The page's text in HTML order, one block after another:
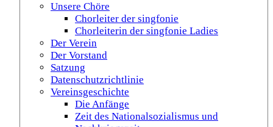
Unsere Chöre
Chorleiter der singfonie
Chorleiterin der singfonie Ladies
Der Verein
Der Vorstand
Satzung
Datenschutzrichtlinie
Vereinsgeschichte
Die Anfänge
Zeit des Nationalsozialismus und